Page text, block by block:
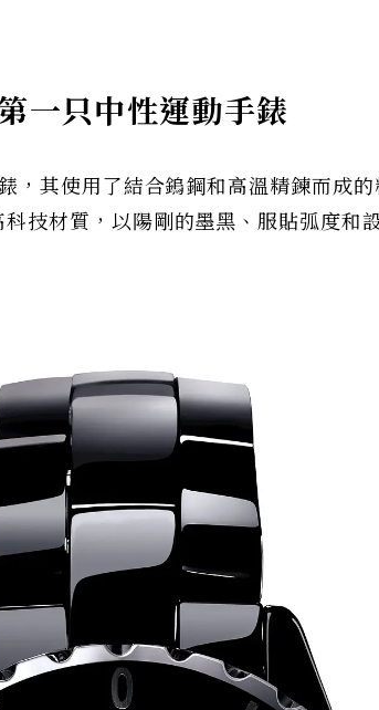
一只中性運動手錶
，其使用了結合鎢鋼和高溫精鍊而成
技材質，以陽剛的墨黑、服貼弧度和